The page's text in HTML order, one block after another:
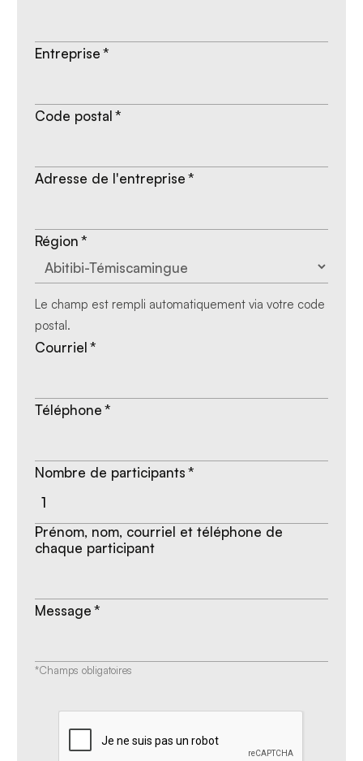
Entreprise *
Code postal *
Adresse de l'entreprise *
Région *
Le champ est rempli automatiquement via votre code
postal.
Courriel *
Téléphone *
Nombre de participants *
Prénom, nom, courriel et téléphone de
chaque participant
Message *
*Champs obligatoires
CAPTCHA